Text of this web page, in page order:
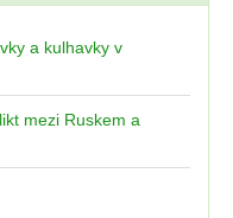
a kulhavky v
mezi Ruskem a